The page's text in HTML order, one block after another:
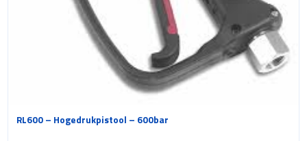
RL600 – Hogedrukpistool – 600bar